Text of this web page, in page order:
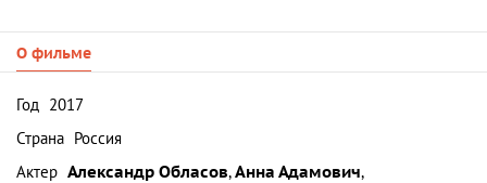
О фильме
Год 2017
Страна Россия
Актер Александр Обласов,Анна Адамович,